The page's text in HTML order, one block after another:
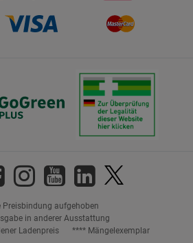
Preisbindung aufgehoben
in anderer Ausstattung
Ladenpreis
**** Mängelexemplar